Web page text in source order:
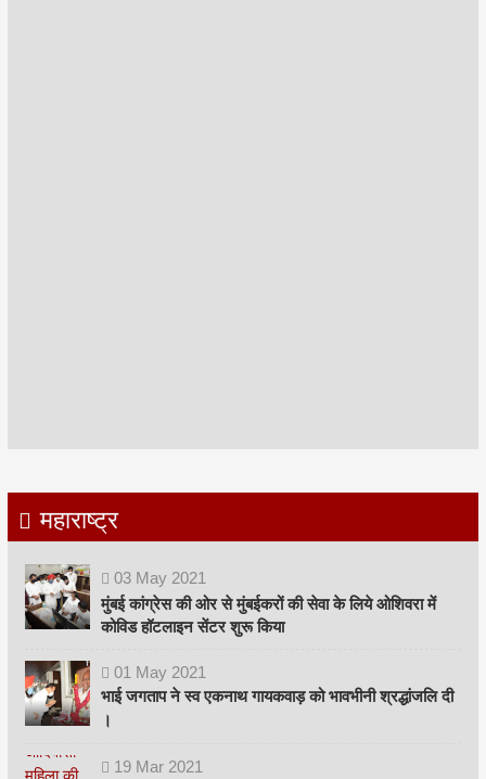
महाराष्ट्र
03 May 2021
मुंबई कांग्रेस की ओर से मुंबईकरों की सेवा के लिये ओशिवरा में
कोविड हॉटलाइन सेंटर शुरू किया
01 May 2021
भाई जगताप ने स्व एकनाथ गायकवाड़ को भावभीनी श्रद्धांजलि दी
।
19 Mar 2021